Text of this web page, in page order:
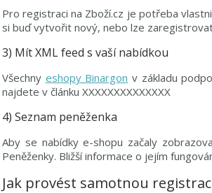
Pro registraci na Zboží.cz je potřeba
si buď vytvořit nový, nebo lze
3) Mít XML feed s vaší nabídkou
Všechny eshopy Binargon v základu
najdete v článku XXXXXXXXXXXXXX
4) Seznam peněženka
Aby se nabídky e-shopu začaly
Peněženky. Bližší informace o jejím
Jak provést samotnou